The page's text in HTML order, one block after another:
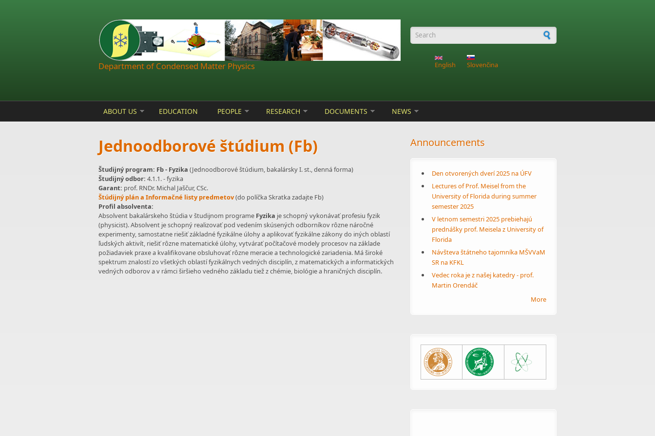
Department of Condensed Matter Physics
Search form
English Slovenčina
ABOUT US EDUCATION PEOPLE RESEARCH DOCUMENTS NEWS
Jednoodborové štúdium (Fb)
Študijný program: Fb - Fyzika (Jednoodborové štúdium, bakalársky I. st., denná forma)
Študijný odbor: 4.1.1. - fyzika
Garant: prof. RNDr. Michal Jaščur, CSc.
Štúdijný plán a Informačné listy predmetov(do políčka Skratka zadajte Fb)
Profil absolventa:
Absolvent bakalárskeho štúdia v študijnom programe Fyzika je schopný vykonávať profesiu fyzik
(physicist). Absolvent je schopný realizovať pod vedením skúsených odborníkov rôzne náročné
experimenty, samostatne riešiť základné fyzikálne úlohy a aplikovať fyzikálne zákony do iných oblastí
ľudských aktivít, riešiť rôzne matematické úlohy, vytvárať počítačové modely procesov na základe
požiadaviek praxe a kvalifikovane obsluhovať rôzne meracie a technologické zariadenia. Má široké
spektrum znalostí zo všetkých oblastí fyzikálnych vedných disciplín, z matematických a informatických
vedných odborov a v rámci širšieho vedného základu tiež z chémie, biológie a hraničných disciplín.
Announcements
Den otvorených dverí 2025 na ÚFV
Lectures of Prof. Meisel from the
University of Florida during summer
semester 2025
V letnom semestri 2025 prebiehajú
prednášky prof. Meisela z University of
Florida
Návšteva štátneho tajomníka MŠVVaM
SR na KFKL
Vedec roka je z našej katedry - prof.
Martin Orendáč
More